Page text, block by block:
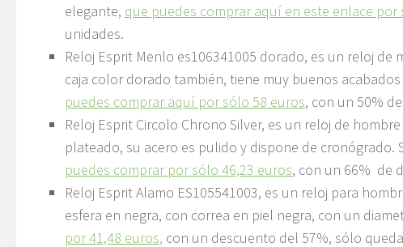
elegante, que puedes comprar aquí en este enlace por
unidades.
Reloj Esprit Menlo es106341005 dorado, es un reloj de
caja color dorado también, tiene muy buenos
puedes comprar aquí por sólo 58 euros, con un 50%
Reloj Esprit Circolo Chrono Silver, es un reloj de
plateado, su acero es pulido y dispone de
puedes comprar por sólo 46,23 euros, con un 66% de
Reloj Esprit Alamo ES105541003, es un reloj para
esfera en negra, con correa en piel negra, con un
por 41,48 euros, con un descuento del 57%, sólo